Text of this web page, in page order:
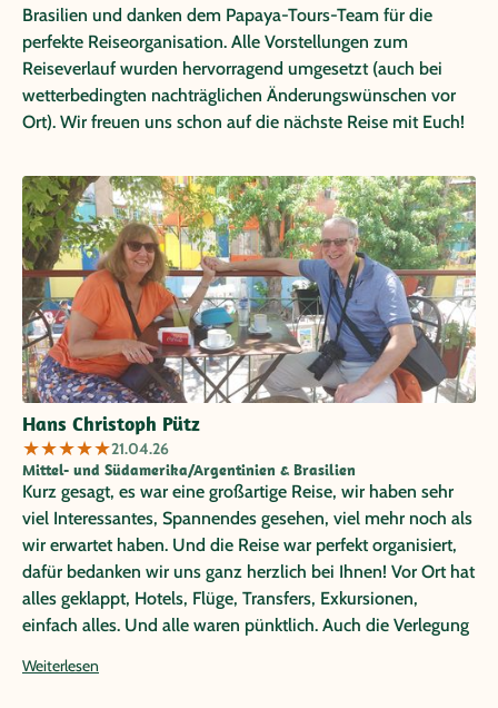
Brasilien und danken dem Papaya-Tours-Team für die
perfekte Reiseorganisation. Alle Vorstellungen zum
Reiseverlauf wurden hervorragend umgesetzt (auch bei
wetterbedingten nachträglichen Änderungswünschen vor
Ort). Wir freuen uns schon auf die nächste Reise mit Euch!
Hans Christoph Pütz
★★★★★21.04.26
Mittel- und Südamerika/Argentinien & Brasilien
Kurz gesagt, es war eine großartige Reise, wir haben sehr
viel Interessantes, Spannendes gesehen, viel mehr noch als
wir erwartet haben. Und die Reise war perfekt organisiert,
dafür bedanken wir uns ganz herzlich bei Ihnen! Vor Ort hat
alles geklappt, Hotels, Flüge, Transfers, Exkursionen,
einfach alles. Und alle waren pünktlich. Auch die Verlegung
gefragt hatten, hat Latventure ermöglicht. Und einen Flug
Weiterlesen